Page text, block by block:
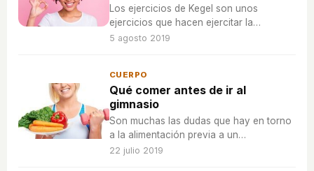
Los ejercicios de Kegel son unos
ejercicios que hacen ejercitar la
musculatura del suelo pélvico y es
5 agosto 2019
CUERPO
Qué comer antes de ir al
gimnasio
Son muchas las dudas que hay en torno
a la alimentación previa a un
entrenamiento o a la práctica de
22 julio 2019